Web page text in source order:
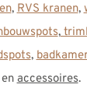
, RVS kranen,
,
,
en accessoires.